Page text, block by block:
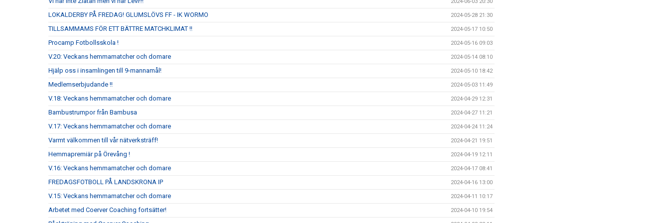
LOKALDERBY PÅ FREDAG! GLUMSLÖVS FF - IK WORMO 2024-05-28 21:30
TILLSAMMAMS FÖR ETT BÄTTRE MATCHKLIMAT !! 2024-05-17 10:50
Procamp Fotbollsskola ! 2024-05-16 09:03
V.20: Veckans hemmamatcher och domare 2024-05-14 08:10
Hjälp oss i insamlingen till 9-mannamål! 2024-05-10 18:42
Medlemserbjudande !! 2024-05-03 11:49
V.18: Veckans hemmamatcher och domare 2024-04-29 12:31
Bambustrumpor från Bambusa 2024-04-27 11:21
V.17: Veckans hemmamatcher och domare 2024-04-24 11:24
Varmt välkommen till vår nätverksträff! 2024-04-21 19:51
Hemmapremiär på Örevång ! 2024-04-19 12:11
V.16: Veckans hemmamatcher och domare 2024-04-17 08:41
FREDAGSFOTBOLL PÅ LANDSKRONA IP 2024-04-16 13:00
V.15: Veckans hemmamatcher och domare 2024-04-11 10:17
Arbetet med Coerver Coaching fortsätter! 2024-04-10 19:54